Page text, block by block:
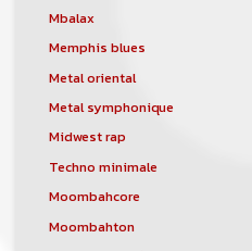
Mbalax
Memphis blues
Metal oriental
Metal symphonique
Midwest rap
Techno minimale
Moombahcore
Moombahton